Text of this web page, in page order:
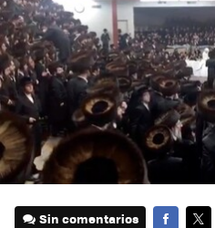
Sin comentarios